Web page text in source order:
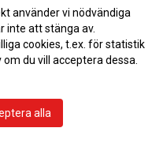
2018-04-06 08:15
2018-03-29 18:35
2018-03-29 10:57
föräldrar
använder vi nödvändiga
inte att stänga av.
cookies, t.ex. för statistik
du vill acceptera dessa.
alla